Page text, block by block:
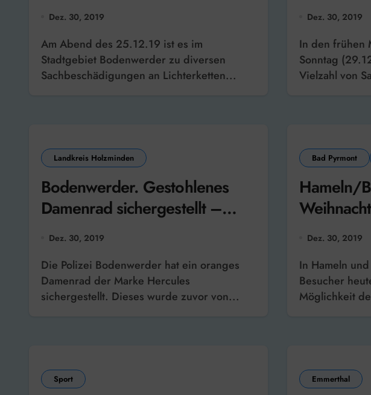
identifiziert
Dez. 30, 2019
Am Abend des 25.12.19 ist es im
Stadtgebiet Bodenwerder zu diversen
Sachbeschädigungen an Lichterketten...
Zeugen
Dez. 30, 2019
In den frühen Morgenstunden wurden am
Sonntag
Vielzahl von
Landkreis Holzminden
Bodenwerder. Gestohlenes
Damenrad sichergestellt –
Eigentümer gesucht
Dez. 30, 2019
Die Polizei Bodenwerder hat ein oranges
Damenrad der Marke Hercules
sichergestellt. Dieses wurde zuvor von...
Bad Pyrmont
Hameln/
letzten Mal
Dez. 30, 2019
In Hameln und Bad Pyrmont haben
Besucher
Möglichkeit
Sport Emmerthal